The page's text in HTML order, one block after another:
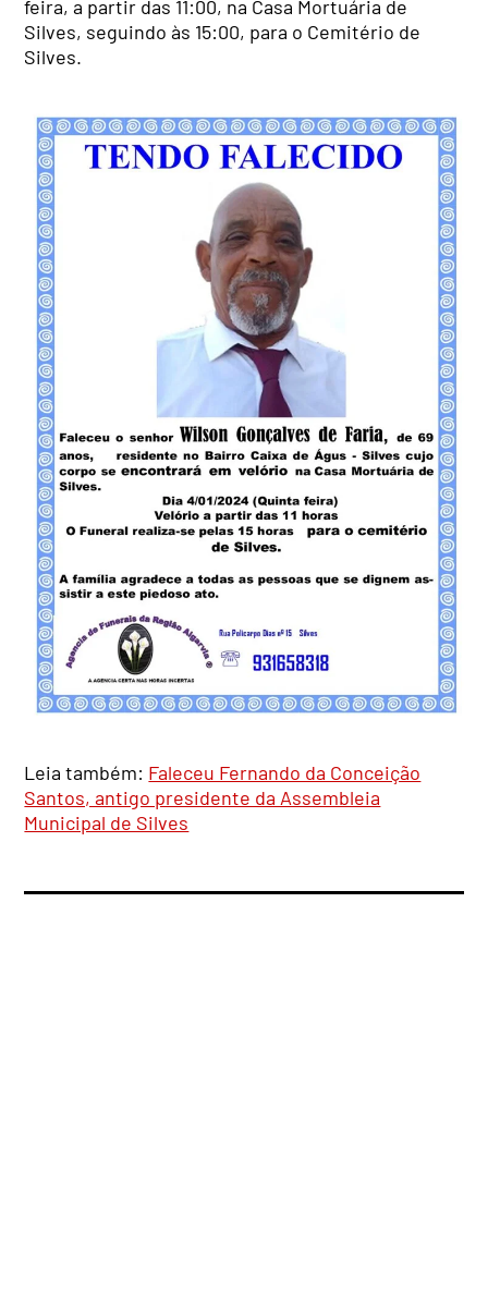
feira, a partir das 11:00, na Casa Mortuária de
Silves, seguindo às 15:00, para o Cemitério de
Silves.
Leia também: Faleceu Fernando da Conceição
Santos, antigo presidente da Assembleia
Municipal de Silves